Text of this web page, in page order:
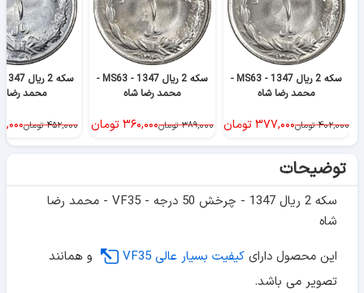
سکه 2 ریال 1347 - MS63 -
محمد رضا شاه
۴۰۲,۰۰۰ تومان۳۷۷,۰۰۰تومان
سکه 2 ریال 1347 - MS63 -
محمد رضا شاه
۳۸۹,۰۰۰ تومان۳۶۰,۰۰۰تومان
محمد رضا
۴۵۲,۰۰۰ تومان
توضیحات
سکه 2 ریال 1347 - چرخش 50 درجه - VF35 - محمد رضا
شاه
این محصول دارای کیفیت بسیار عالی VF35
و همانند
تصویر می باشد.